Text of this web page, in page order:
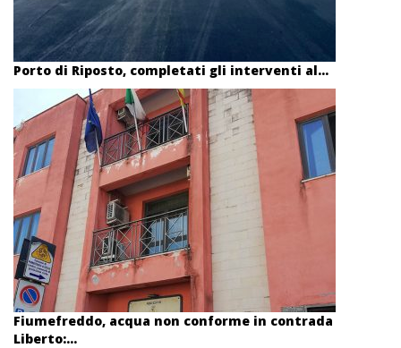
Porto di Riposto, completati gli interventi al...
Fiumefreddo, acqua non conforme in contrada
Liberto:...